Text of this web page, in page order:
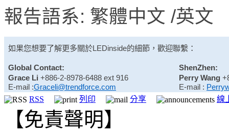
報告語系: 繁體中文 /英文
如果您想要了解更多關於LEDinside的細節，歡迎聯繫：
Global Contact:
ShenZhen:
Grace Li +886-2-8978-6488 ext 916
E-mail :Graceli@trendforce.com
Perry Wang
E-mail :
RSS
列印 分享 線
【免責聲明】